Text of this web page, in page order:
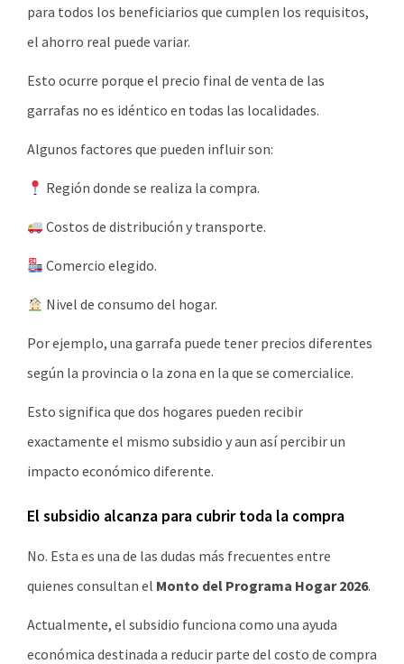
para todos los beneficiarios que cumplen los requisitos,
el ahorro real puede variar.
Esto ocurre porque el precio final de venta de las
garrafas no es idéntico en todas las localidades.
Algunos factores que pueden influir son:
Región donde se realiza la compra.
Costos de distribución y transporte.
Comercio elegido.
Nivel de consumo del hogar.
Por ejemplo, una garrafa puede tener precios diferentes
según la provincia o la zona en la que se comercialice.
Esto significa que dos hogares pueden recibir
exactamente el mismo subsidio y aun así percibir un
impacto económico diferente.
El subsidio alcanza para cubrir toda la compra
No. Esta es una de las dudas más frecuentes entre
quienes consultan el Monto del Programa Hogar 2026.
Actualmente, el subsidio funciona como una ayuda
económica destinada a reducir parte del costo de compra